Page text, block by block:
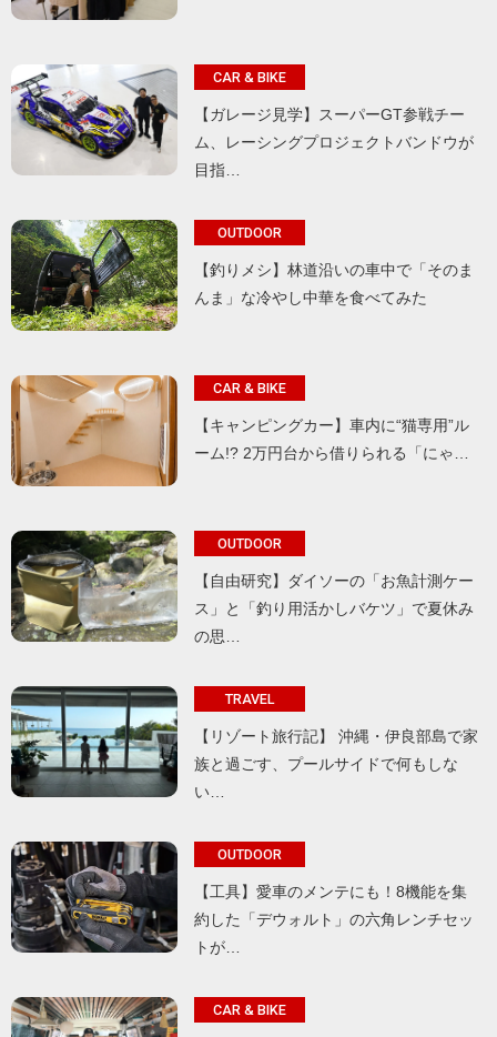
CAR & BIKE
【ガレージ見学】スーパーGT参戦チー
ム、レーシングプロジェクトバンドウが
目指…
OUTDOOR
【釣りメシ】林道沿いの車中で「そのま
んま」な冷やし中華を食べてみた
CAR & BIKE
【キャンピングカー】車内に“猫専用”ル
ーム!? 2万円台から借りられる「にゃ…
OUTDOOR
【自由研究】ダイソーの「お魚計測ケー
ス」と「釣り用活かしバケツ」で夏休み
の思…
TRAVEL
【リゾート旅行記】 沖縄・伊良部島で家
族と過ごす、プールサイドで何もしな
い…
OUTDOOR
【工具】愛車のメンテにも！8機能を集
約した「デウォルト」の六角レンチセッ
トが…
CAR & BIKE